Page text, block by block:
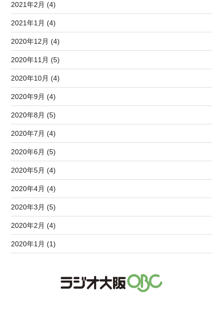
2021年2月 (4)
2021年1月 (4)
2020年12月 (4)
2020年11月 (5)
2020年10月 (4)
2020年9月 (4)
2020年8月 (5)
2020年7月 (4)
2020年6月 (5)
2020年5月 (4)
2020年4月 (4)
2020年3月 (5)
2020年2月 (4)
2020年1月 (1)